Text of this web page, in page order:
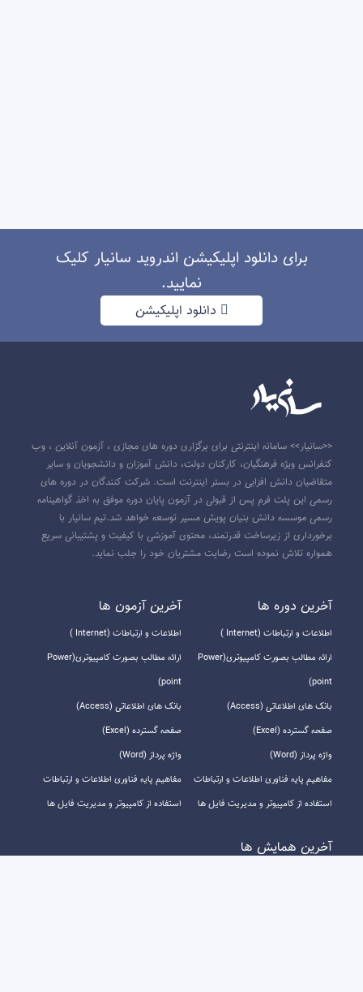
برای دانلود اپلیکیشن اندروید سانیار کلیک
نمایید.
دانلود اپلیکیشن
<<سانیار>> سامانه اینترنتی برای برگزاری دوره های مجازی ، آزمون آنلاین ، وب
کنفرانس ویژه فرهنگیان، کارکنان دولت، دانش آموزان و دانشجویان و سایر
متقاضیان دانش افزایی در بستر اینترنت است. شرکت کنندگان در دوره های
رسمی این پلت فرم پس از قبولی در آزمون پایان دوره موفق به اخذ گواهینامه
رسمی موسسه دانش بنیان پویش مسیر توسعه خواهد شد.تیم سانیار با
برخورداری از زیرساخت قدرتمند، محتوی آموزشی با کیفیت و پشتیبانی سریع
همواره تلاش نموده است رضایت مشتریان خود را جلب نماید.
آخرين دوره ها
اطلاعات و ارتباطات (Internet )
ارائه مطالب بصورت کامپیوتری(Power
point)
بانک های اطلاعاتی (Access)
صفحه گسترده (Excel)
واژه پرداز (Word)
مفاهیم پایه فناوری اطلاعات و ارتباطات
استفاده از کامپیوتر و مدیریت فایل ها
آخرين آزمون ها
اطلاعات و ارتباطات (Internet )
ارائه مطالب بصورت کامپیوتری(Power
point)
بانک های اطلاعاتی (Access)
صفحه گسترده (Excel)
واژه پرداز (Word)
مفاهیم پایه فناوری اطلاعات و ارتباطات
استفاده از کامپیوتر و مدیریت فایل ها
آخرين همايش ها